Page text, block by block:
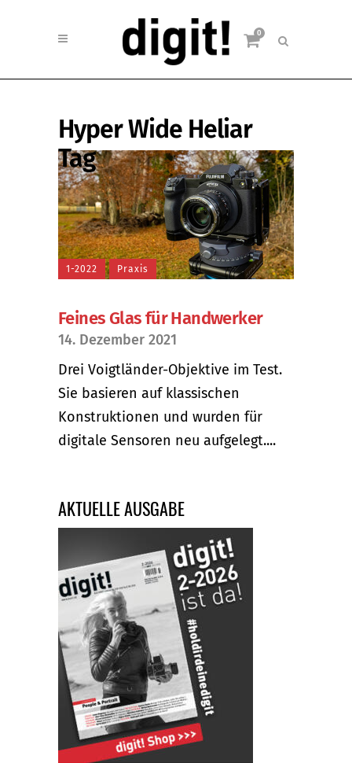
0
Hyper Wide Heliar
Tag
1-2022 Praxis
Feines Glas für Handwerker
14. Dezember 2021
Drei Voigtländer-Objektive im Test.
Sie basieren auf klassischen
Konstruktionen und wurden für
digitale Sensoren neu aufgelegt....
AKTUELLE AUSGABE